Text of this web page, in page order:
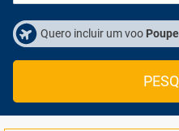
Quero incluir um voo